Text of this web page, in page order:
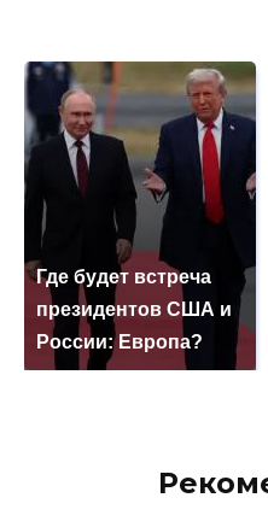
Где будет встреча
президентов США и
России: Европа?